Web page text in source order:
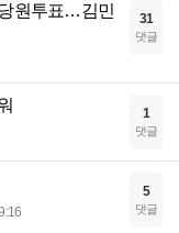
당원투표…김민
31
댓글
1
댓글
5
댓글